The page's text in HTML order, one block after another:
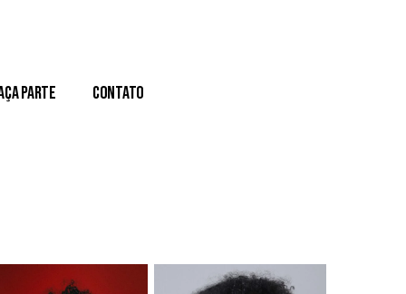
Parte Contato